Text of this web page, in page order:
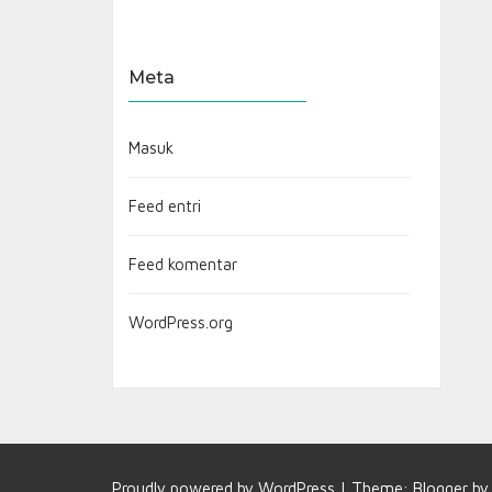
Meta
Masuk
Feed entri
Feed komentar
WordPress.org